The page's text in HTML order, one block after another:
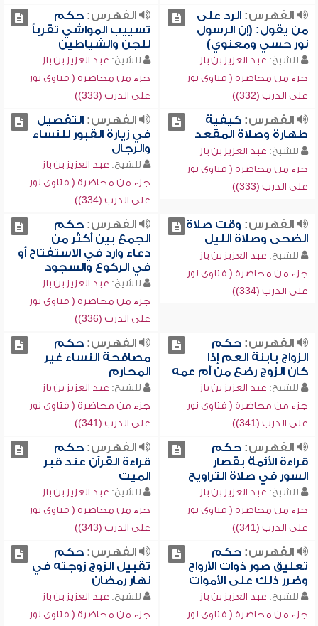
الفهرس:الرد على
من يقول: (إن الرسول
نور حسي ومعنوي)
للشيخ: عبد العزيز بن باز
جزء من محاضرة ( فتاوى نور
على الدرب (332))
الفهرس:حكم
تسييب المواشي تقرباً
للجن والشياطين
للشيخ: عبد العزيز بن باز
جزء من محاضرة ( فتاوى نور
على الدرب (333))
الفهرس:كيفية
طهارة وصلاة المقعد
للشيخ: عبد العزيز بن باز
جزء من محاضرة ( فتاوى نور
على الدرب (333))
الفهرس:التفصيل
في زيارة القبور للنساء
والرجال
للشيخ: عبد العزيز بن باز
جزء من محاضرة ( فتاوى نور
على الدرب (334))
الفهرس: وقت صلاة
الضحى وصلاة الليل
للشيخ: عبد العزيز بن باز
جزء من محاضرة ( فتاوى نور
على الدرب (334))
الفهرس:حكم
الجمع بين أكثر من
دعاء وارد في الاستفتاح أو
في الركوع والسجود
للشيخ: عبد العزيز بن باز
جزء من محاضرة ( فتاوى نور
على الدرب (336))
الفهرس:حكم
الزواج بابنة العم إذا
كان الزوج رضع من أم عمه
للشيخ: عبد العزيز بن باز
جزء من محاضرة ( فتاوى نور
على الدرب (341))
الفهرس:حكم
مصافحة النساء غير
المحارم
للشيخ: عبد العزيز بن باز
جزء من محاضرة ( فتاوى نور
على الدرب (341))
الفهرس:حكم
قراءة الأئمة بقصار
السور في صلاة التراويح
للشيخ: عبد العزيز بن باز
جزء من محاضرة ( فتاوى نور
على الدرب (341))
الفهرس:حكم
قراءة القرآن عند قبر
الميت
للشيخ: عبد العزيز بن باز
جزء من محاضرة ( فتاوى نور
على الدرب (343))
الفهرس:حكم
تعليق صور ذوات الأرواح
وضرر ذلك على الأموات
للشيخ: عبد العزيز بن باز
جزء من محاضرة ( فتاوى نور
الفهرس:حكم
تقبيل الزوج زوجته في
نهار رمضان
للشيخ: عبد العزيز بن باز
جزء من محاضرة ( فتاوى نور